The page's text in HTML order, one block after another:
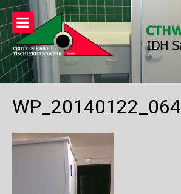
Přeskočit
na
obsah
WP_20140122_064